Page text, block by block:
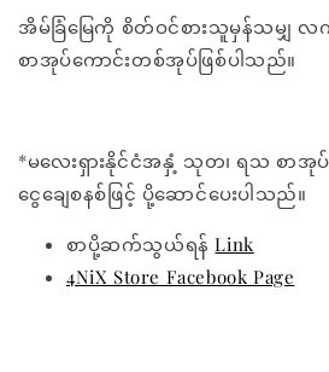
အိမ်ခြံမြေကို စိတ်ဝင်စားသူမှန်သမျှ
စာအုပ်ကောင်းတစ်အုပ်ဖြစ်ပါသည်။
*မလေးရှားနိုင်ငံအနှံ့ သုတ၊ ရသ စာအုပ်
ငွေချေစနစ်ဖြင့် ပို့ဆောင်ပေးပါသည်။
စာပို့ဆက်သွယ်ရန်Link
4NiX Store Facebook Page